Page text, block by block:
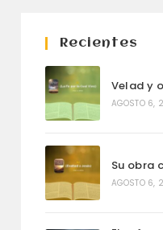
Recientes
Velad y
AGOSTO 6,
Su obra
AGOSTO 6,